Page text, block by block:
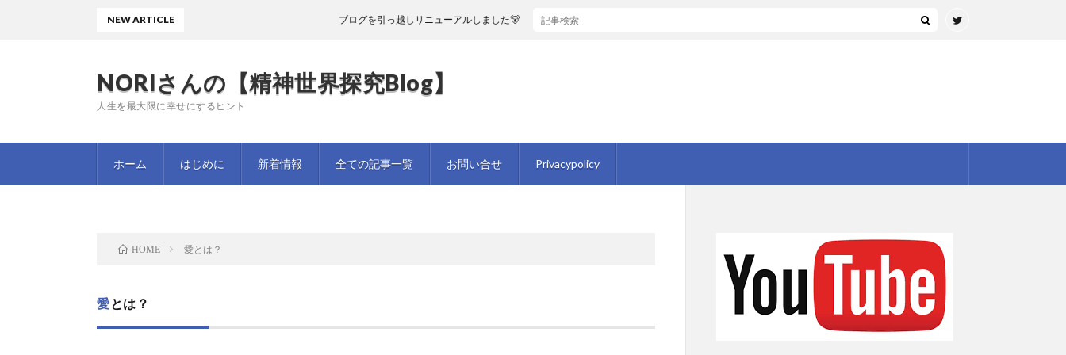
NORIさんの【精神世界探究Blog】
人生を最大限に幸せにするヒント
ホーム はじめに 新着情報 全ての記事一覧 お問い合せ Privacypolicy
NEW ARTICLE ブログを引っ越しリニューアルしました🐻
HOME 愛とは？
愛とは？